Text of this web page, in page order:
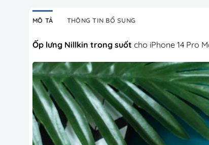
MÔ TẢ THÔNG TIN BỔ SUNG
Ốp lưng Nillkin trong suốt cho iPhone 14 Pro